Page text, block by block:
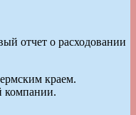
отчет о расходовании
краем.
компании.